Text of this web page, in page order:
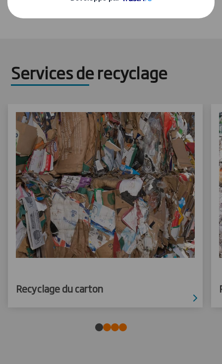
Services de recyclage
Recyclage du carton